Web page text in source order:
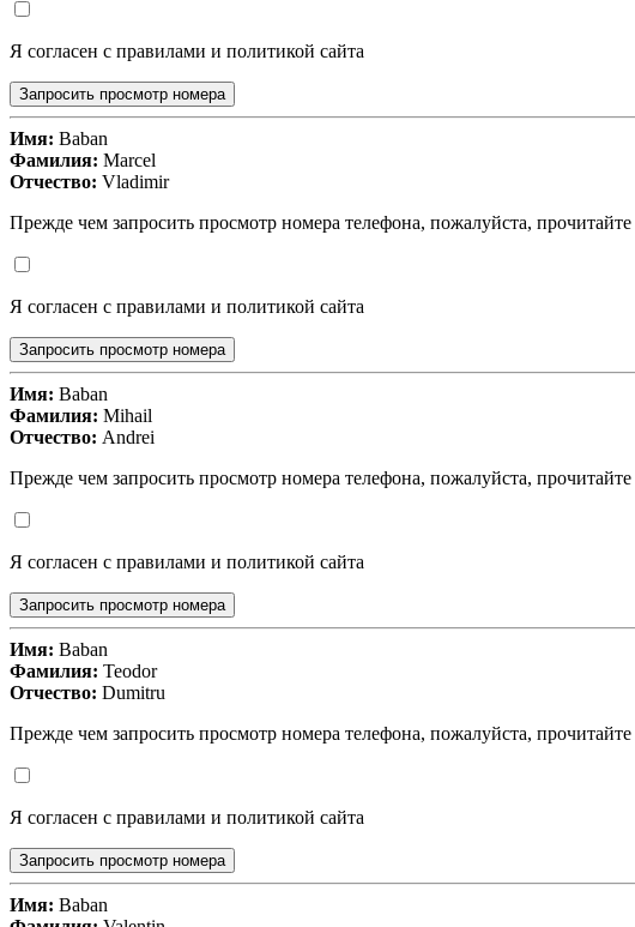
Я согласен с правилами и политикой сайта
Запросить просмотр номера
Имя: Baban
Фамилия: Marcel
Отчество: Vladimir
Прежде чем запросить просмотр номера телефона, пожалуйста, прочитайте
Я согласен с правилами и политикой сайта
Запросить просмотр номера
Имя: Baban
Фамилия: Mihail
Отчество: Andrei
Прежде чем запросить просмотр номера телефона, пожалуйста, прочитайте
Я согласен с правилами и политикой сайта
Запросить просмотр номера
Имя: Baban
Фамилия: Teodor
Отчество: Dumitru
Прежде чем запросить просмотр номера телефона, пожалуйста, прочитайте
Я согласен с правилами и политикой сайта
Запросить просмотр номера
Имя: Baban